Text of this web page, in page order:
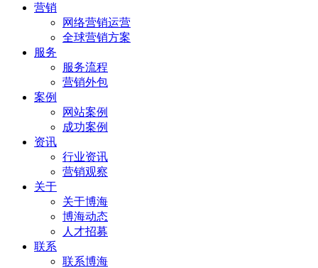
营销
网络营销运营
全球营销方案
服务
服务流程
营销外包
案例
网站案例
成功案例
资讯
行业资讯
营销观察
关于
关于博海
博海动态
人才招募
联系
联系博海